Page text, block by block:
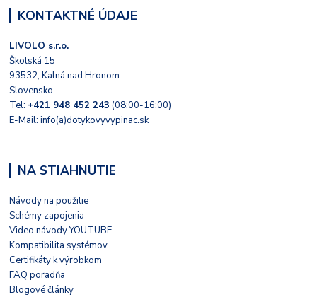
KONTAKTNÉ ÚDAJE
LIVOLO s.r.o.
Školská 15
93532, Kalná nad Hronom
Slovensko
Tel: +421 948 452 243 (08:00-16:00)
E-Mail: info(a)dotykovyvypinac.sk
NA STIAHNUTIE
Návody na použitie
Schémy zapojenia
Video návody YOUTUBE
Kompatibilita systémov
Certifikáty k výrobkom
FAQ poradňa
Blogové články